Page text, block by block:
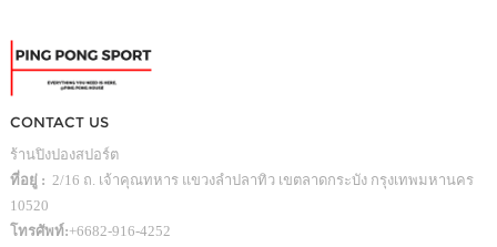
CONTACT US
ร้านปิงปองสปอร์ต
ที่อยู่ : 2/16 ถ. เจ้าคุณทหาร แขวงลำปลาทิว เขตลาดกระบัง กรุงเทพมหานคร
10520
โทรศัพท์:+6682-916-4252